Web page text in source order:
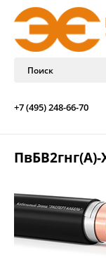
+7 (495) 248-66-70